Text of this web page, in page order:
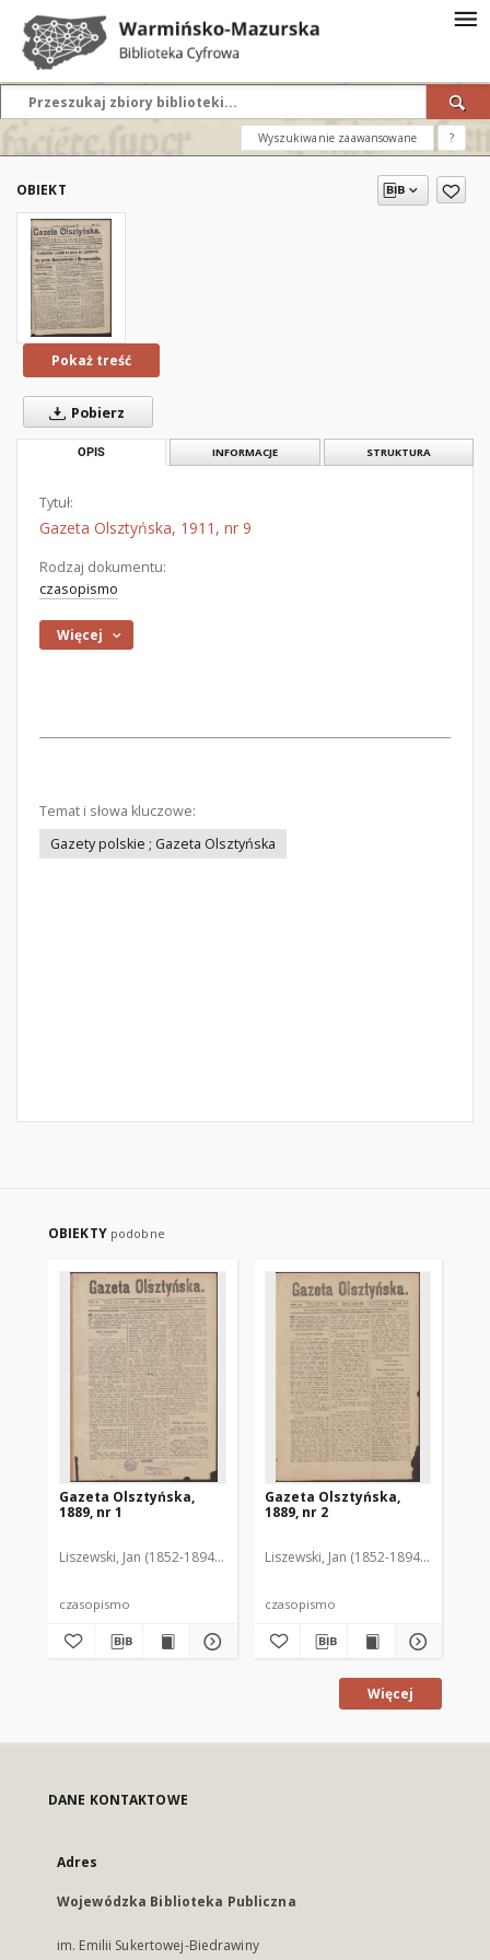
Wyszukiwanie zaawansowane ?
OBIEKT
Pokaż treść
Pobierz
OPIS INFORMACJE STRUKTURA
Tytuł:
Gazeta Olsztyńska, 1911, nr 9
Rodzaj dokumentu:
czasopismo
Więcej
Temat i słowa kluczowe:
Gazety polskie ; Gazeta Olsztyńska
OBIEKTY podobne
Gazeta Olsztyńska,
1889, nr 1
Liszewski, Jan (1852-1894). Red.
czasopismo
Gazeta Olsztyńska,
1889, nr 2
Liszewski, Jan (1852-1894). Red.
czasopismo
Więcej
DANE KONTAKTOWE
Adres
Wojewódzka Biblioteka Publiczna
im. Emilii Sukertowej-Biedrawiny